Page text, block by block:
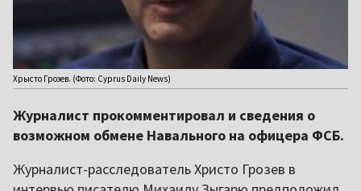
Хрысто Грозев. (Фото: Cyprus Daily News)
Журналист прокомментировал и сведения о
возможном обмене Навального на офицера ФСБ.
Журналист-расследователь Христо Грозев в